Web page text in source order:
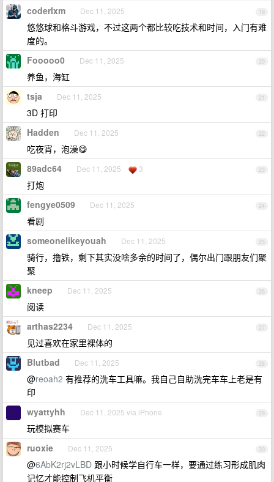
19
coderlxm Dec 11, 2025
悠悠球和格斗游戏，不过这两个都比较吃技术和时间，入门有难
度的。
20
Fooooo0 Dec 11, 2025
养鱼，海缸
21
tsja Dec 11, 2025
3D 打印
22
Hadden Dec 11, 2025
吃夜宵，泡澡😋
23
89adc64 Dec 11, 2025 3
打炮
24
fengye0509 Dec 11, 2025
看剧
25
someonelikeyouah Dec 11, 2025
骑行，撸铁，剩下其实没啥多余的时间了，偶尔出门跟朋友们聚
聚
26
kneep Dec 11, 2025
阅读
27
arthas2234 Dec 11, 2025
见过喜欢在家里裸体的
28
Blutbad Dec 11, 2025
@reoah2 有推荐的洗车工具嘛。我自己自助洗完车车上老是有
印
29
wyattyhh Dec 11, 2025 via iPhone
玩模拟赛车
30
ruoxie Dec 11, 2025
@6AbK2rj2vLBD 跟小时候学自行车一样，要通过练习形成肌肉
记忆才能控制飞机平衡